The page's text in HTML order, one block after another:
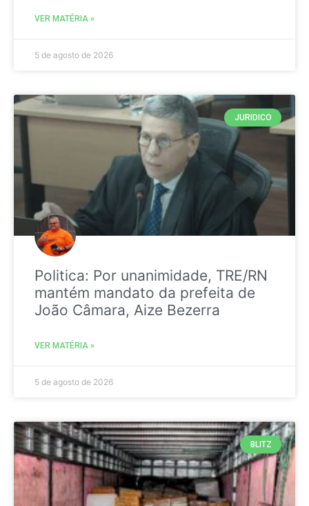
VER MATÉRIA »
5 de agosto de 2026
JURIDICO
Politica: Por unanimidade, TRE/RN
mantém mandato da prefeita de
João Câmara, Aize Bezerra
VER MATÉRIA »
5 de agosto de 2026
BLITZ